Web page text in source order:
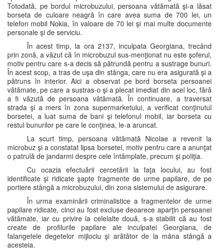
Totodată, pe bordul microbuzului, persoana vătămată şi-a lăsat
borseta de culoare neagră în care avea suma de 700 lei, un
telefon mobil Nokia, în valoare de 70 lei şi mai multe documente
personale şi de serviciu.
În acest timp, la ora 2137, inculpata Georgiana, trecând
prin zonă, a văzut că în microbuzul sus-menţionat nu este şoferul,
motiv pentru care s-a decis să pătrundă pentru a sustrage bunuri.
În acest scop, a tras de uşa din stânga, care nu era asigurată şi a
pătruns în interior. Aici a observat pe bord borseta persoanei
vătămate, pe care a sustras-o şi a plecat imediat din acel loc, fără
a fi văzută de persoana vătămată. În continuare, a traversat
strada şi a mers în zona supermarketului, a verificat conţinutul
borsetei, a luat suma de bani şi telefonul mobil, iar borseta cu
restul bunurilor pe care le conţinea, le-a aruncat.
La scurt timp, persoana vătămată Nicolae a revenit la
microbuz şi a constatat lipsa borsetei, motiv pentru care a anunţat
o patrulă de jandarmi despre cele întâmplate, precum şi poliţia.
Cu ocazia efectuării cercetării la faţa locului, au fost
identificate şi ridicate şapte fragmente de urme papilare, de pe
portiere stângă a microbuzului, din zona sistemului de asigurare.
În urma examinării criminalistice a fragmentelor de urme
papilare ridicate, cinci au fost excluse deoarece aparţin persoanei
vătămate, iar cu privire la celelalte două, s-a stabilit că au fost
create de profilurile papilare ale inculpatei Georgiana, de
falangetele degetelor mijlociu şi arătător de la mâna stângă a
acesteia.